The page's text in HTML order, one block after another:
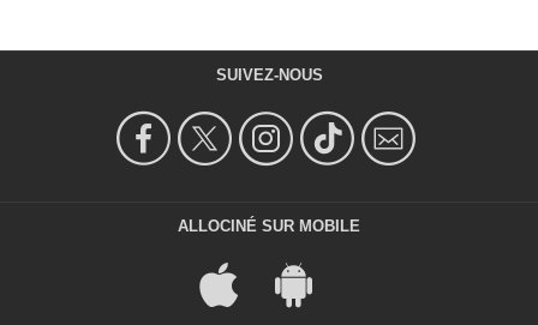
SUIVEZ-NOUS
ALLOCINÉ SUR MOBILE